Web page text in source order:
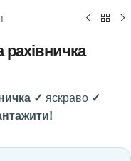
✓ яскраво ✓